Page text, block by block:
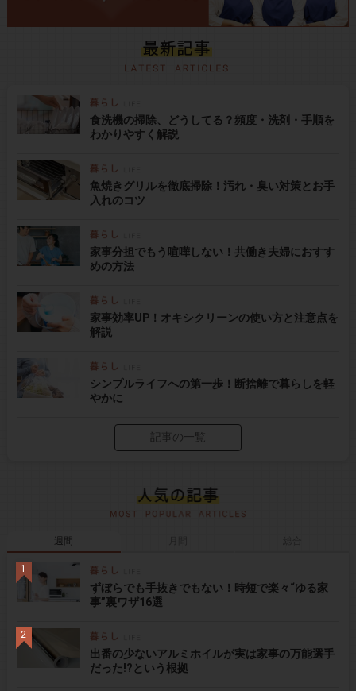
食洗機の掃除、どうしてる？頻度・洗剤・手順を
わかりやすく解説
魚焼きグリルを徹底掃除！汚れ・臭い対策とお手
入れのコツ
家事分担でもう喧嘩しない！共働き夫婦におすす
めの方法
家事効率UP！オキシクリーンの使い方と注意点を
解説
シンプルライフへの第一歩！断捨離で暮らしを軽
やかに
記事の一覧
週間
ずぼらでも手抜きでもない！時短で楽々“ゆる家
事”裏ワザ16選
出番の少ないアルミホイルが実は家事の万能選手
だった!?という根拠